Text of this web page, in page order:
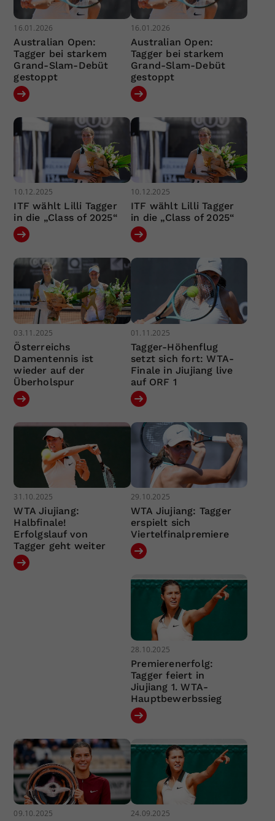
16.01.2026
Australian Open:
Tagger bei starkem
Grand-Slam-Debüt
gestoppt
16.01.2026
Australian Open:
Tagger bei starkem
Grand-Slam-Debüt
gestoppt
10.12.2025
ITF wählt Lilli Tagger
in die „Class of 2025“
10.12.2025
ITF wählt Lilli Tagger
in die „Class of 2025“
03.11.2025
Österreichs
Damentennis ist
wieder auf der
Überholspur
01.11.2025
Tagger-Höhenflug
setzt sich fort: WTA-
Finale in Jiujiang live
auf ORF 1
31.10.2025
WTA Jiujiang:
Halbfinale!
Erfolgslauf von
Tagger geht weiter
29.10.2025
WTA Jiujiang: Tagger
erspielt sich
Viertelfinalpremiere
28.10.2025
Premierenerfolg:
Tagger feiert in
Jiujiang 1. WTA-
Hauptbewerbssieg
09.10.2025 24.09.2025